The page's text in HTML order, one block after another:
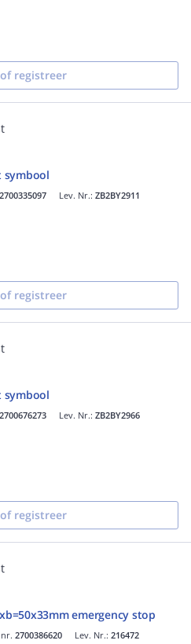
registreer
symbool
2700335097 Lev. Nr.: ZB2BY2911
registreer
symbool
2700676273 Lev. Nr.: ZB2BY2966
registreer
emergency stop
2700386620 Lev. Nr.: 216472